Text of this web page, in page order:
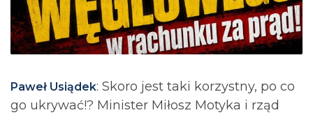
Paweł Usiądek: Skoro jest taki korzystny, po co
go ukrywać!? Minister Miłosz Motyka i rząd